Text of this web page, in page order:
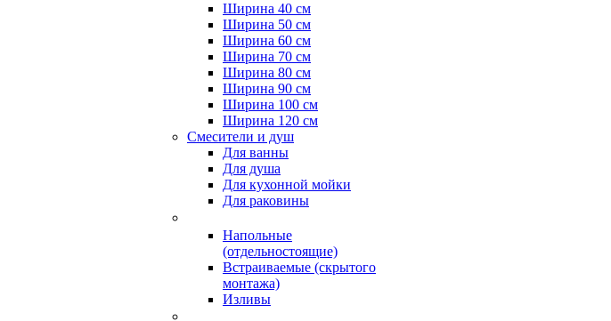
Ширина 40 см
Ширина 50 см
Ширина 60 см
Ширина 70 см
Ширина 80 см
Ширина 90 см
Ширина 100 см
Ширина 120 см
Смесители и душ
Для ванны
Для душа
Для кухонной мойки
Для раковины
Напольные
(отдельностоящие)
Встраиваемые (скрытого
монтажа)
Изливы